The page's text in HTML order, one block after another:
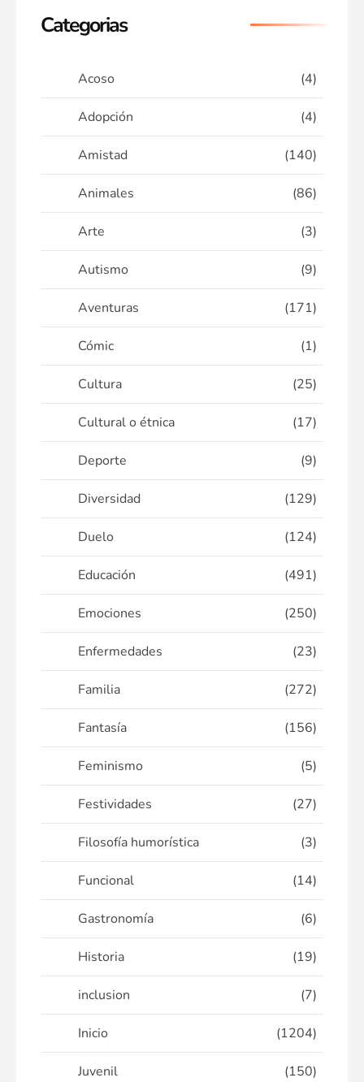
Categorias
Acoso (4)
Adopción (4)
Amistad (140)
Animales (86)
Arte (3)
Autismo (9)
Aventuras (171)
Cómic (1)
Cultura (25)
Cultural o étnica (17)
Deporte (9)
Diversidad (129)
Duelo (124)
Educación (491)
Emociones (250)
Enfermedades (23)
Familia (272)
Fantasía (156)
Feminismo (5)
Festividades (27)
Filosofía humorística (3)
Funcional (14)
Gastronomía (6)
Historia (19)
inclusion (7)
Inicio (1204)
Juvenil (150)